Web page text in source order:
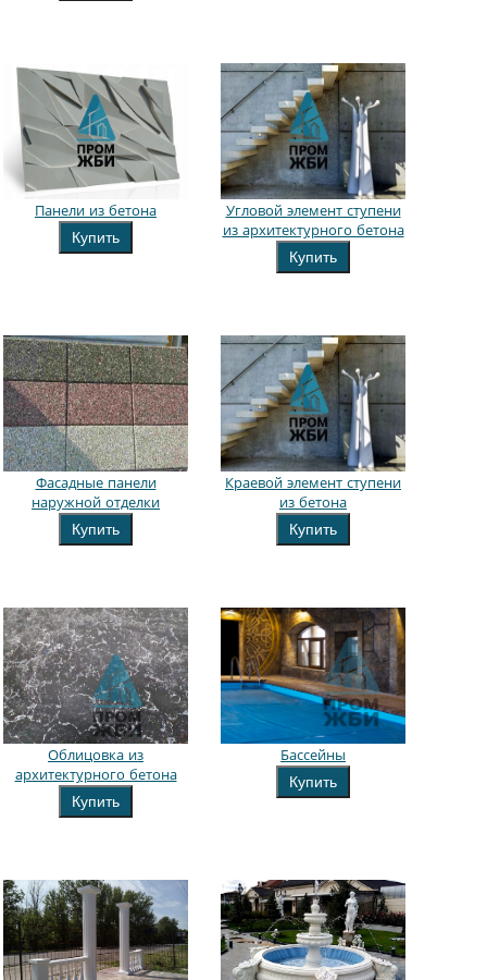
Панели из бетона
Купить
Угловой элемент ступени
из архитектурного бетона
Купить
Фасадные панели
наружной отделки
Купить
Краевой элемент ступени
из бетона
Купить
Облицовка из
архитектурного бетона
Купить
Бассейны
Купить